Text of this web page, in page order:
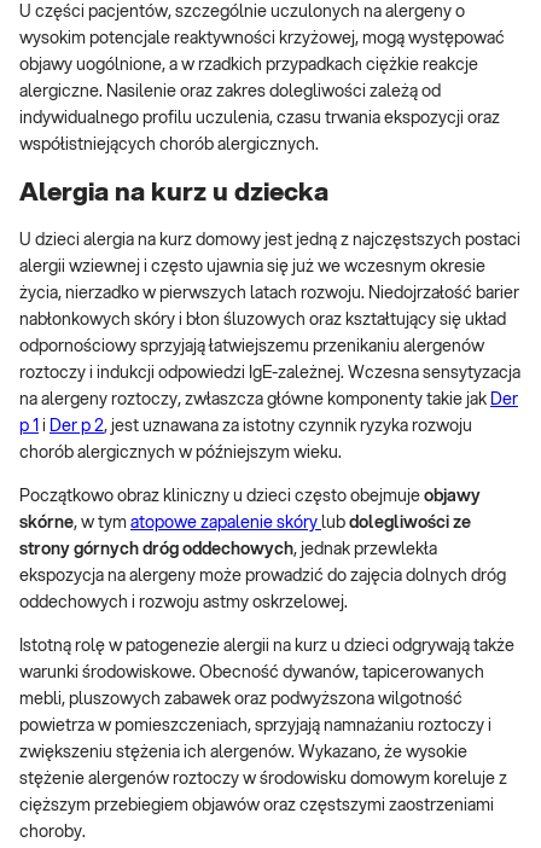
U części pacjentów, szczególnie uczulonych na alergeny o
wysokim potencjale reaktywności krzyżowej, mogą występować
objawy uogólnione, a w rzadkich przypadkach ciężkie reakcje
alergiczne. Nasilenie oraz zakres dolegliwości zależą od
indywidualnego profilu uczulenia, czasu trwania ekspozycji oraz
współistniejących chorób alergicznych.
Alergia na kurz u dziecka
U dzieci alergia na kurz domowy jest jedną z najczęstszych postaci
alergii wziewnej i często ujawnia się już we wczesnym okresie
życia, nierzadko w pierwszych latach rozwoju. Niedojrzałość barier
nabłonkowych skóry i błon śluzowych oraz kształtujący się układ
odpornościowy sprzyjają łatwiejszemu przenikaniu alergenów
roztoczy i indukcji odpowiedzi IgE-zależnej. Wczesna sensytyzacja
na alergeny roztoczy, zwłaszcza główne komponenty takie jak Der
p 1 i Der p 2, jest uznawana za istotny czynnik ryzyka rozwoju
chorób alergicznych w późniejszym wieku.
Początkowo obraz kliniczny u dzieci często obejmuje objawy
skórne, w tym atopowe zapalenie skóry lub dolegliwości ze
strony górnych dróg oddechowych, jednak przewlekła
ekspozycja na alergeny może prowadzić do zajęcia dolnych dróg
oddechowych i rozwoju astmy oskrzelowej.
Istotną rolę w patogenezie alergii na kurz u dzieci odgrywają także
warunki środowiskowe. Obecność dywanów, tapicerowanych
mebli, pluszowych zabawek oraz podwyższona wilgotność
powietrza w pomieszczeniach, sprzyjają namnażaniu roztoczy i
zwiększeniu stężenia ich alergenów. Wykazano, że wysokie
stężenie alergenów roztoczy w środowisku domowym koreluje z
cięższym przebiegiem objawów oraz częstszymi zaostrzeniami
choroby.